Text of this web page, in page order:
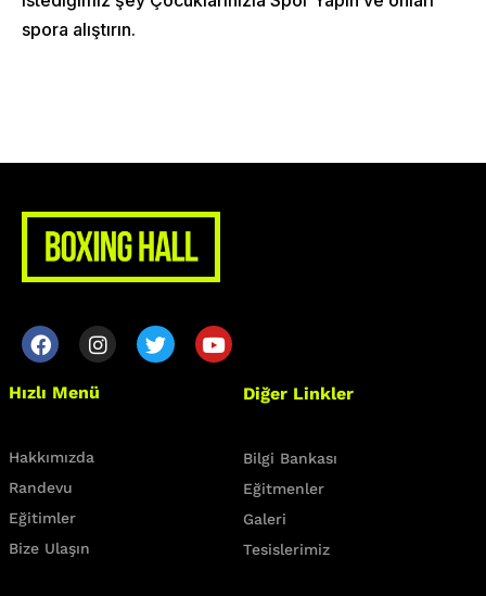
spora alıştırın.
Hızlı Menü
Hakkımızda
Randevu
Eğitimler
Bize Ulaşın
Diğer Linkler
Bilgi Bankası
Eğitmenler
Galeri
Tesislerimiz
Get directions